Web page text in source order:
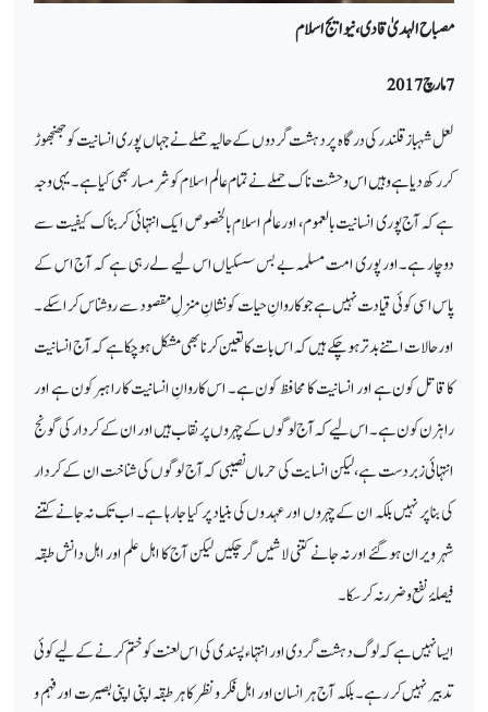
مصباح الہدیٰ قادی، نیو ایج اسلام
7 مارچ 2017
لعل شہباز قلندر کی درگاہ پر دہشت گردوں کے حالیہ حملے نے جہاں پوری انسانیت کو جھنجھوڑ
کر رکھ دیا ہے وہیں اس وحشت ناک حملے نے تمام عالم اسلام کو شرمسار بھی کیا ہے۔ یہی وجہ
ہے کہ آج پوری انسانیت بالعموم، اور عالم اسلام بالخصوص ایک انتہائی کربناک کیفیت سے
دوچار ہے۔ اور پوری امت مسلمہ بے بس سسکیاں اس لیے لے رہی ہے کہ آج اس کے
پاس اسی کوئی قیادت نہیں ہے جو کاروانِ حیات کو نشانِ منزلِ مقصود سے روشناس کرا سکے۔
اور حالات اتنے بدتر ہو چکے ہیں کہ اس بات کا تعین کرنا بھی مشکل ہو چکا ہے کہ آج انسانیت
کا قاتل کون ہے اور انسانیت کا محافظ کون ہے۔ اس کاروانِ انسانیت کا راہبر کون ہے اور
راہزن کون ہے۔اس لیے کہ آج لوگوں کے چہروں پر نقاب ہیں اور ان کے کردار کی گونج
انتہائی زبردست ہے، لیکن انسایت کی حرماں نصیبی کہ آج لوگوں کی شناخت ان کے کردار
کی بنا پر نہیں بلکہ ان کے چہروں اور عہدوں کی بنیاد پر کیا جا رہا ہے۔اب تک نہ جانے کتنے
شہر ویران ہو گئے اور نہ جانے کتنی لاشیں گر چکیں لیکن آج کا اہل علم اور اہل دانش طبقہ
فیصلۂ نفع و ضرر نہ کر سکا۔
ایسا نہیں ہے کہ لوگ دہشت گردی اور انتہاء پسندی کی اس لعنت کو ختم کرنے کے لیے کوئی
تدبیر نہیں کر رہے۔ بلکہ آج ہر انسان اور اہل فکر و نظر کا ہر طبقہ اپنی اپنی بصیرت اور فہم و